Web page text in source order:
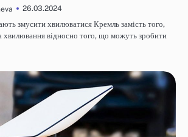
26.03.2024
змусити хвилюватися Кремль замість того,
хвилювання відносно того, що можуть зробити